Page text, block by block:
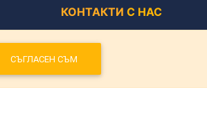
КОНТАКТИ С НАС
България, гр. Варна, кв. "Иван
dariteli.bulgaria@gmail.com
СЪГЛАСЕН СЪМ